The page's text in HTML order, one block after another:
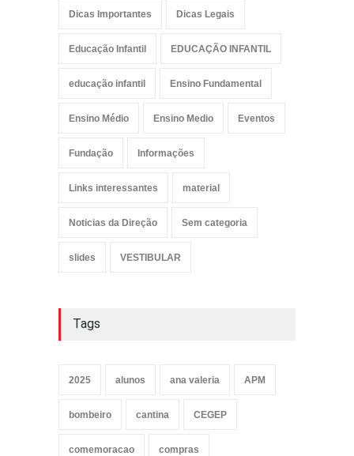
Dicas Importantes Dicas Legais
Educação Infantil EDUCAÇÃO INFANTIL
educação infantil Ensino Fundamental
Ensino Médio Ensino Medio Eventos
Fundação Informações
Links interessantes material
Noticias da Direção Sem categoria
slides VESTIBULAR
Tags
2025 alunos ana valeria APM
bombeiro cantina CEGEP
comemoracao compras